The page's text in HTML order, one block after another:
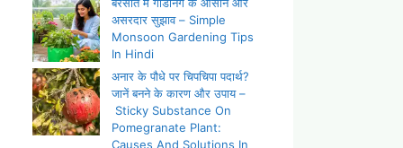
असरदार सुझाव – Simple
Monsoon Gardening Tips
In Hindi
अनार के पौधे पर चिपचिपा पदार्थ?
जानें बनने के कारण और उपाय –
Sticky Substance On
Pomegranate Plant:
Causes And Solutions In